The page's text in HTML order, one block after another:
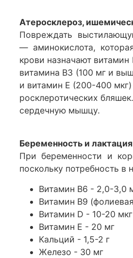
Атеросклероз,
Повреждать
— аминокислота,
крови назначают
витамина В3 (100 мг и
и витамин Е (200-400
росклеротических
сердечную мышцу.
Беременность и лактация
При беременности и
поскольку потребность в
Витамин В6 - 2,0-3,0
Витамин В9
Витамин D - 10-20 мкг
Витамин Е - 20 мг
Кальций - 1,5-2 г
Железо - 30 мг